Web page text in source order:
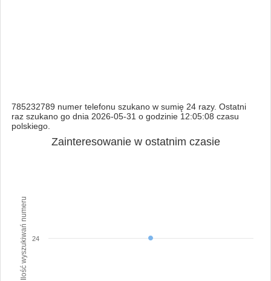
785232789 numer telefonu szukano w sumię 24 razy. Ostatni
raz szukano go dnia 2026-05-31 o godzinie 12:05:08 czasu
polskiego.
Ilość wyszukiwań numeru
Zainteresowanie w ostatnim czasie
24